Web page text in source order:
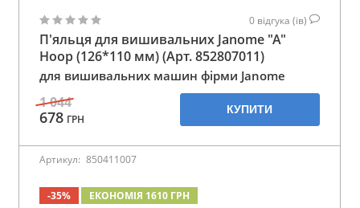
0 відгука (ів)
П'яльця для вишивальних Janome "A"
Hoop (126*110 мм) (Арт. 852807011)
для вишивальних машин фірми Janome
1 044
678 ГРН
КУПИТИ
Артикул: 850411007
-35% ЕКОНОМІЯ 1610 ГРН